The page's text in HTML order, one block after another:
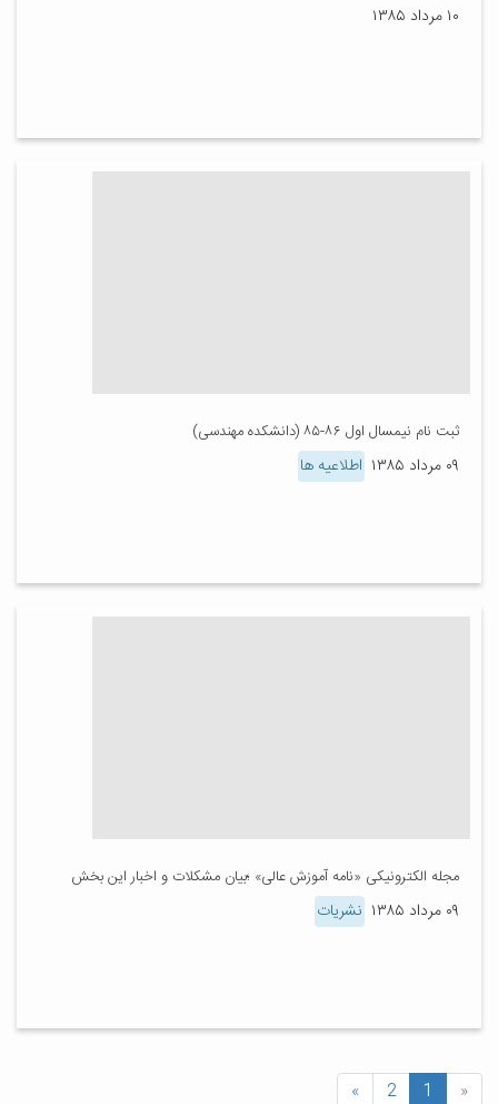
۱۰ مرداد ۱۳۸۵
ثبت نام نیمسال اول ۸۶-۸۵ (دانشکده مهندسی)
۰۹ مرداد ۱۳۸۵ اطلاعیه ها
مجله الکترونیکی «نامه آموزش عالی» ؛بیان مشکلات و اخبار این بخش
۰۹ مرداد ۱۳۸۵ نشریات
«
1
2
»